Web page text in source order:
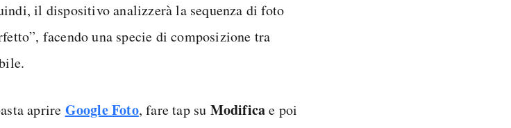
il dispositivo analizzerà la sequenza di foto
facendo una specie di composizione tra
aprire Google Foto, fare tap su Modificae poi